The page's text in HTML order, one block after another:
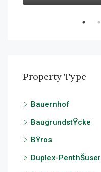
Property Type
Bauernhof
BaugrundstŸcke
BŸros
Duplex-PenthŠuser